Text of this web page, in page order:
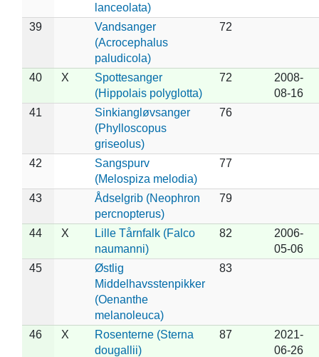
lanceolata)
39
Vandsanger
(Acrocephalus
paludicola)
72
40 X
Spottesanger
(Hippolais polyglotta)
72
2008-
08-16
41
Sinkiangløvsanger
(Phylloscopus
griseolus)
76
42
Sangspurv
(Melospiza melodia)
77
43
Ådselgrib (Neophron
percnopterus)
79
44 X
Lille Tårnfalk (Falco
naumanni)
82
2006-
05-06
45
Østlig
Middelhavsstenpikker
(Oenanthe
melanoleuca)
83
46 X
Rosenterne (Sterna
dougallii)
87
2021-
06-26